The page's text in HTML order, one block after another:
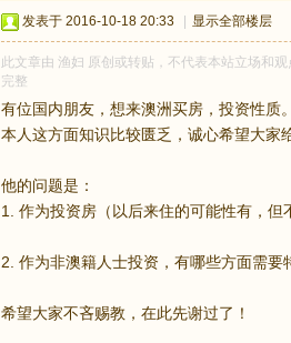
发表于 2016-10-18 20:33 显示全部楼层
此文章由 渔妇 原创或转贴，不代表本站立场和
完整
有位国内朋友，想来澳洲买房，投资性质。
本人这方面知识比较匮乏，诚心希望大家
他的问题是：
1. 作为投资房（以后来住的可能性有，但
2. 作为非澳籍人士投资，有哪些方面需要
希望大家不吝赐教，在此先谢过了！